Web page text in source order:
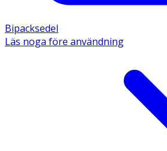
Bipacksedel
Läs noga före användning